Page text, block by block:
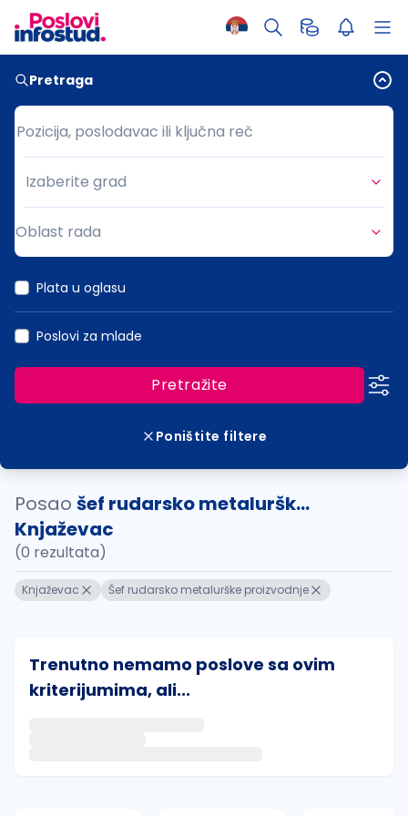
Pretraga
Pozicija, poslodavac ili ključna reč
Pozicija, poslodavac ili ključna reč
Grad
Izaberite grad
Oblast rada
Plata u oglasu
Poslovi za mlade
Pretražite
Poništite filtere
Posao šef rudarsko metaluršk...
Knjaževac
(0 rezultata)
Knjaževac Šef rudarsko metalurške proizvodnje
Trenutno nemamo poslove sa ovim
kriterijumima, ali...